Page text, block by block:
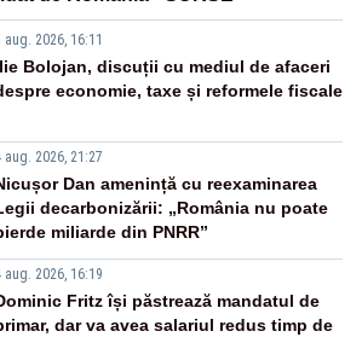
aug. 2026, 16:11
Bolojan, discuții cu mediul de afaceri
economie, taxe și reformele fiscale
aug. 2026, 21:27
Dan amenință cu reexaminarea
decarbonizării: „România nu poate
miliarde din PNRR”
aug. 2026, 16:19
Fritz își păstrează mandatul de
dar va avea salariul redus timp de